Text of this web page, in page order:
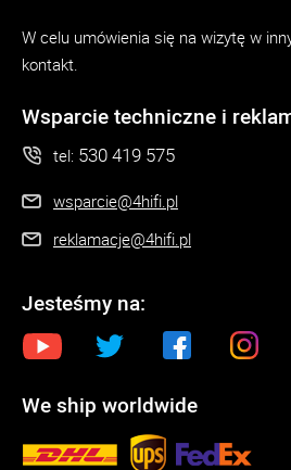
W celu umówienia się na wizytę w
kontakt.
Wsparcie techniczne i
tel: 530 419 575
wsparcie@4hifi.pl
reklamacje@4hifi.pl
Jesteśmy na:
We ship worldwide